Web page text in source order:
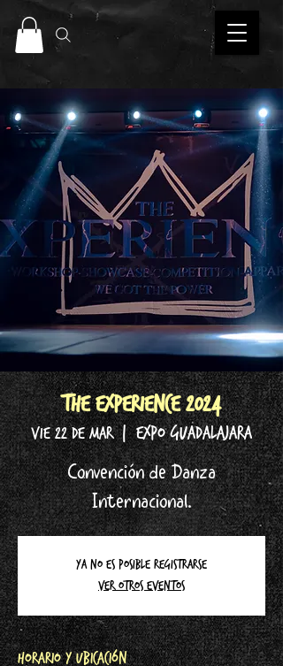
THE EXPERIENCE 2024
vie 22 de mar
  |
Expo Guadalajara
Convención de Danza
Internacional.
Ya no es posible registrarse
Ver otros eventos
Horario y ubicación